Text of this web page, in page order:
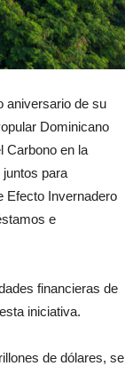
aniversario de su
Dominicano
Carbono en la
para
Efecto Invernadero
e
financieras de
iniciativa.
de dólares, se